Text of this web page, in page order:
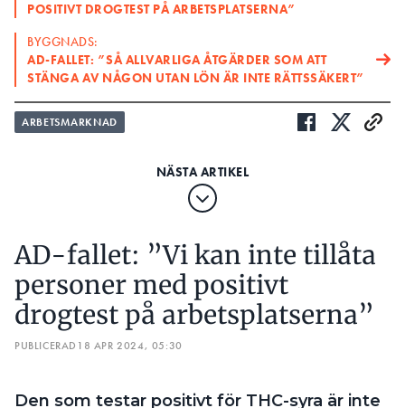
POSITIVT DROGTEST PÅ ARBETSPLATSERNA”
BYGGNADS:
AD-FALLET: ”SÅ ALLVARLIGA ÅTGÄRDER SOM ATT
STÄNGA AV NÅGON UTAN LÖN ÄR INTE RÄTTSSÄKERT”
ARBETSMARKNAD
AD-fallet: ”Vi kan inte tillåta
personer med positivt
drogtest på arbetsplatserna”
PUBLICERAD 18 APR 2024, 05:30
Den som testar positivt för THC-syra är inte